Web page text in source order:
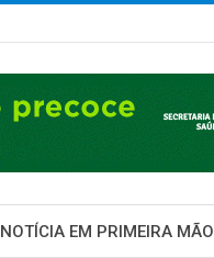
NOTÍCIA EM PRIMEIRA MÃO